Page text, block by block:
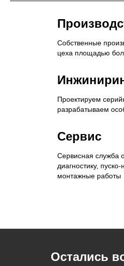
Собственные
цеха площадью
Проектируем
разрабатываем
Сервис
Сервисная служба
диагностику,
монтажные работы
Остались